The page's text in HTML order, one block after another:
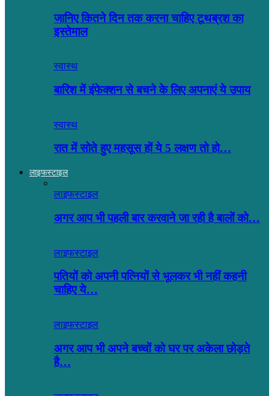
जानिए कितने दिन तक करना चाहिए टूथब्रश का
इस्तेमाल
स्वास्थ
बारिश में इंफेक्शन से बचने के लिए अपनाएं ये उपाय
स्वास्थ
रात में सोते हुए महसूस हों ये 5 लक्षण तो हो…
लाइफस्टाइल
लाइफस्टाइल
अगर आप भी पहली बार करवाने जा रही है बालों को…
लाइफस्टाइल
पतियों को अपनी पत्नियों से भूलकर भी नहीं कहनी
चाहिए ये…
लाइफस्टाइल
अगर आप भी अपने बच्चों को घर पर अकेला छोड़ते
है…